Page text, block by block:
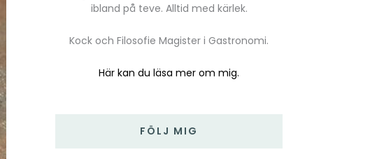
ibland på teve. Alltid med kärlek.
Kock och Filosofie Magister i Gastronomi.
Här kan du läsa mer om mig.
FÖLJ MIG